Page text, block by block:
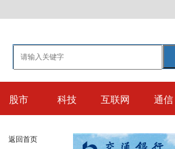
股市 科技 互联网 通信
返回首页